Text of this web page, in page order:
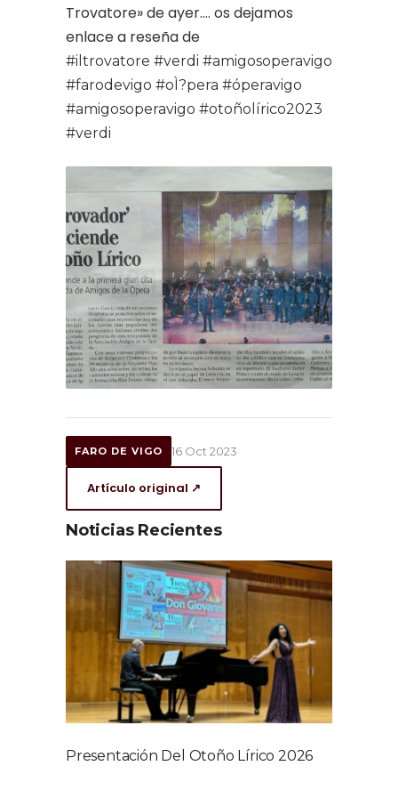
Trovatore» de ayer…. os dejamos
enlace a reseña de
#iltrovatore #verdi #amigosoperavigo
#farodevigo #oÌ?pera #óperavigo
#amigosoperavigo #otoñolírico2023
#verdi
FARO DE VIGO 16 Oct 2023
Artículo original ↗
Noticias Recientes
Presentación Del Otoño Lírico 2026